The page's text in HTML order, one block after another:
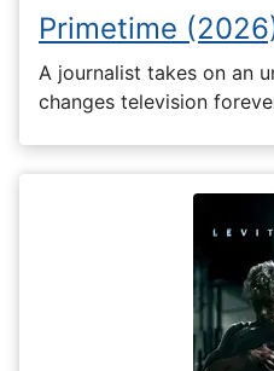
Primetime
A journalist takes on an
changes television